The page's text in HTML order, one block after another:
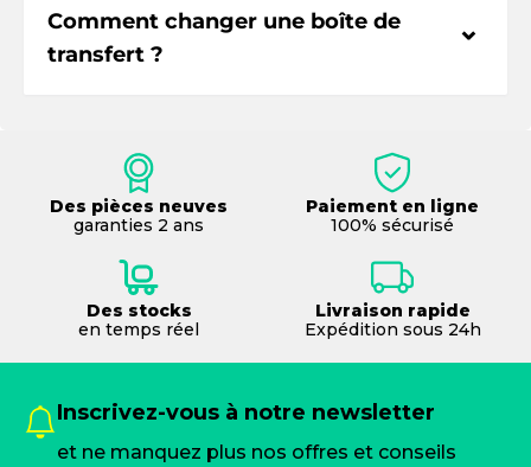
Comment changer une boîte de
transfert ?
⌃
Des pièces neuves
garanties 2 ans
Paiement en ligne
100% sécurisé
Des stocks
en temps réel
Livraison rapide
Expédition sous 24h
Inscrivez-vous à notre newsletter
et ne manquez plus nos offres et conseils